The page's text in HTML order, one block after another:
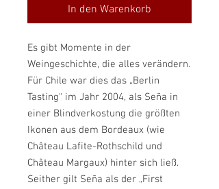
In den Warenkorb
Es gibt Momente in der
Weingeschichte, die alles verändern.
Für Chile war dies das „Berlin
Tasting“ im Jahr 2004, als Seña in
einer Blindverkostung die größten
Ikonen aus dem Bordeaux (wie
Château Lafite-Rothschild und
Château Margaux) hinter sich ließ.
Seither gilt Seña als der „First